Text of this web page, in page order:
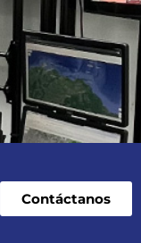
Contáctanos